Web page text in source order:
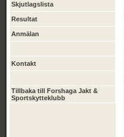
Skjutlagslista
Resultat
Anmälan
Kontakt
Tillbaka till Forshaga Jakt &
Sportskytteklubb